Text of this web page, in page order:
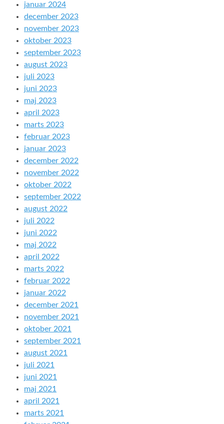
januar 2024
december 2023
november 2023
oktober 2023
september 2023
august 2023
juli 2023
juni 2023
maj 2023
april 2023
marts 2023
februar 2023
januar 2023
december 2022
november 2022
oktober 2022
september 2022
august 2022
juli 2022
juni 2022
maj 2022
april 2022
marts 2022
februar 2022
januar 2022
december 2021
november 2021
oktober 2021
september 2021
august 2021
juli 2021
juni 2021
maj 2021
april 2021
marts 2021